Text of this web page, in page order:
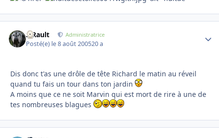
S.Rault Administratrice
Posté(e) le 8 août 200520 a
Dis donc t'as une drôle de tête Richard le matin au réveil
quand tu fais un tour dans ton jardin
A moins que ce ne soit Marvin qui est mort de rire à une de
tes nombreuses blagues